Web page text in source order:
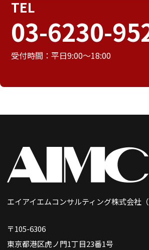
TEL
03-6230-
受付時間：平日9:00～18:00
エイアイエムコンサルティング株式会社（
〒105-6306
東京都港区虎ノ門1丁目23番1号